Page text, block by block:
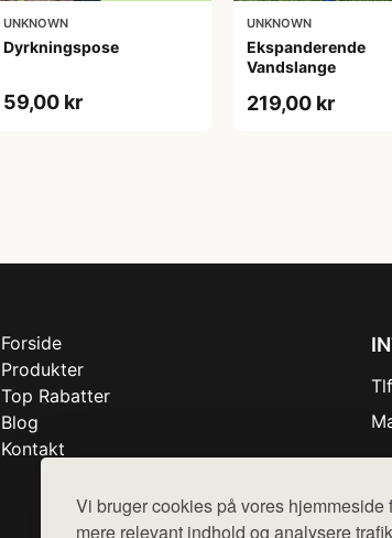
Vi bruger cookies på vores
mere relevant indhold og analysere
UNKNOWN
Dyrkningspose
59,00 kr
UNKNOWN
Ekspanderende
Vandslange
219,00 kr
Forside
Produkter
Top Rabatter
Blog
Kontakt